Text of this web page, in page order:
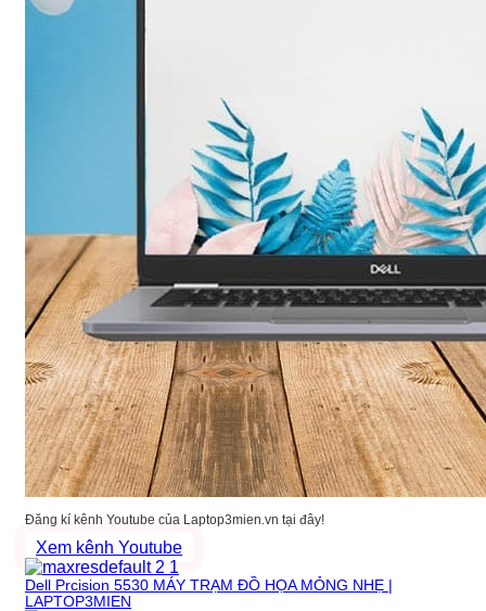
Đăng kí kênh Youtube của Laptop3mien.vn tại đây!
Xem kênh Youtube
Dell Prcision 5530 MÁY TRẠM ĐỒ HỌA MỎNG NHẸ |
LAPTOP3MIEN